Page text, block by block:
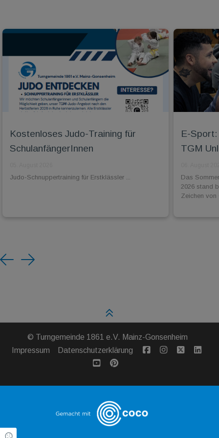
Kostenloses Judo-Training für
SchulanfängerInnen
Judo-Schnuppertraining für Erstklässler ...
E-Sport:
TGM
Das
2026 stand
Zeichen von
Previous
Next
© Turngemeinde 1861 e.V. Mainz-Gonsenheim
Impressum
Datenschutzerklärung